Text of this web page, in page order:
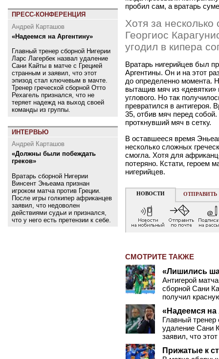
пробил сам, а вратарь
Хотя за несколько
Георгиос
угодил в кипера
Вратарь нигерийцев был
Аргентины. Он и на этот
до определенно момента.
вытащив мяч из «
углового. Но так
превратился в антигероя.
35, отбив мяч перед
проткнувший мяч в сетку.
В оставшееся время
несколько сложных
смогла. Хотя для
потеряно. Кстати, героем
нигерийцев.
НОВОСТИ ОТПРАВИТЬ
СМОТРИТЕ ТАКЖЕ
«Лишились
Антигерой
сборной Сани
получил
«Надеемся на
Главный тренер
удаление Сани
заявил, что
Прижатые к
ПРЕСС-КОНФЕРЕНЦИЯ
Андрей Карташов
«Надеемся на Аргентину»
Главный тренер сборной Нигерии
Ларс Лагербек назвал удаление
Сани Кайты в матче с Грецией
странным и заявил, что этот
эпизод стал ключевым в мачте.
Тренер греческой сборной Отто
Рехагель признался, что не
теряет надежд на выход своей
команды из группы.
ИНТЕРВЬЮ
Андрей Карташов
«Должны были побеждать
греков»
Вратарь сборной Нигерии
Винсент Эньеама признан
игроком матча против Греции.
После игры голкипер африканцев
заявил, что недоволен
действиями судьи и признался,
что у него есть претензии к себе.